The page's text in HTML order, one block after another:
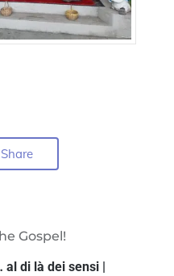
Share
Gospel!
di là dei sensi |